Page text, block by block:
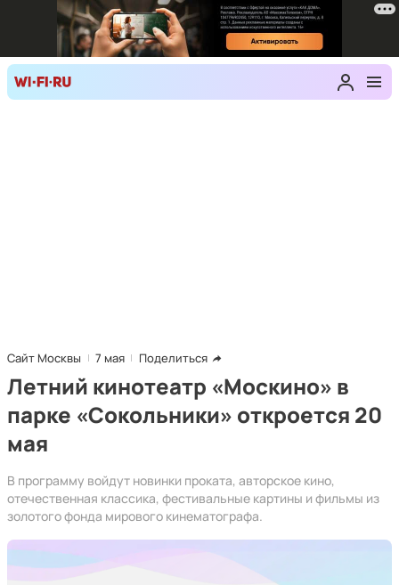
Сайт Москвы 7 мая Поделиться
Летний кинотеатр «Москино» в
парке «Сокольники» откроется 20
мая
В программу войдут новинки проката, авторское кино,
отечественная классика, фестивальные картины и фильмы из
золотого фонда мирового кинематографа.